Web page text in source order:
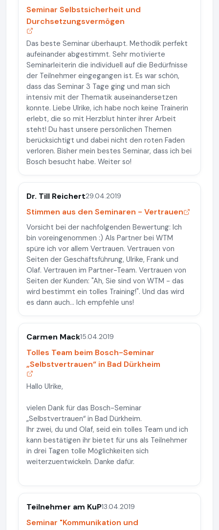
Seminar Selbstsicherheit und
Durchsetzungsvermögen
Das beste Seminar überhaupt. Methodik perfekt
aufeinander abgestimmt. Sehr motivierte
Seminarleiterin die individuell auf die Bedürfnisse
der Teilnehmer eingegangen ist. Es war schön,
dass das Seminar 3 Tage ging und man sich
intensiv mit der Thematik auseinandersetzen
konnte. Liebe Ulrike, ich habe noch keine Trainerin
erlebt, die so mit Herzblut hinter ihrer Arbeit
steht! Du hast unsere persönlichen Themen
berücksichtigt und dabei nicht den roten Faden
verloren. Bisher mein bestes Seminar, dass ich bei
Bosch besucht habe. Weiter so!
Dr. Till Reichert29.04.2019
Stimmen aus den Seminaren - Vertrauen
Vorsicht bei der nachfolgenden Bewertung: Ich
bin voreingenommen :) Als Partner bei WTM
spüre ich vor allem Vertrauen. Vertrauen von
Seiten der Geschäftsführung, Ulrike, Frank und
Olaf. Vertrauen im Partner-Team. Vertrauen von
Seiten der Kunden: "Ah, Sie sind von WTM - das
wird bestimmt ein tolles Training!". Und das wird
es dann auch... Ich empfehle uns!
Carmen Mack15.04.2019
Tolles Team beim Bosch-Seminar
„Selbstvertrauen“ in Bad Dürkheim
Hallo Ulrike,
vielen Dank für das Bosch-Seminar
„Selbstvertrauen“ in Bad Dürkheim.
Ihr zwei, du und Olaf, seid ein tolles Team und ich
kann bestätigen ihr bietet für uns als Teilnehmer
in drei Tagen tolle Möglichkeiten sich
weiterzuentwickeln. Danke dafür.
Teilnehmer am KuP13.04.2019
Seminar "Kommunikation und